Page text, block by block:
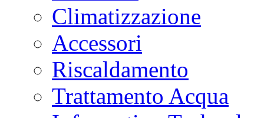
Climatizzazione
Accessori
Riscaldamento
Trattamento Acqua